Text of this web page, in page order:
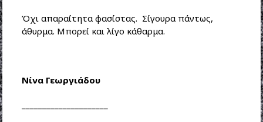
Όχι απαραίτητα φασίστας. Σίγουρα πάντως,
άθυρμα. Μπορεί και λίγο κάθαρμα.
Νίνα Γεωργιάδου